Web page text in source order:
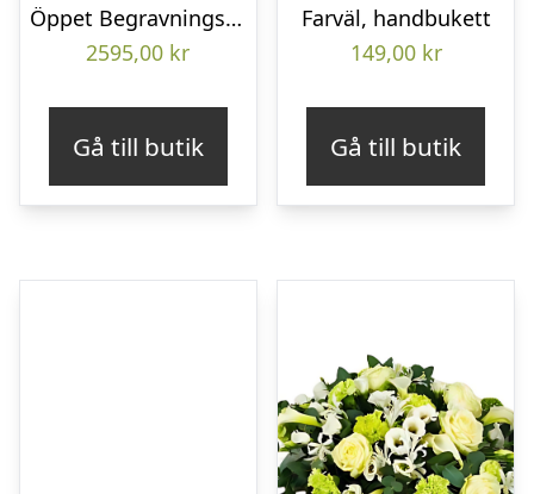
Öppet Begravningshjärta
2595,00 kr
Gå till butik
Farväl, handbukett
149,00 kr
Gå till butik